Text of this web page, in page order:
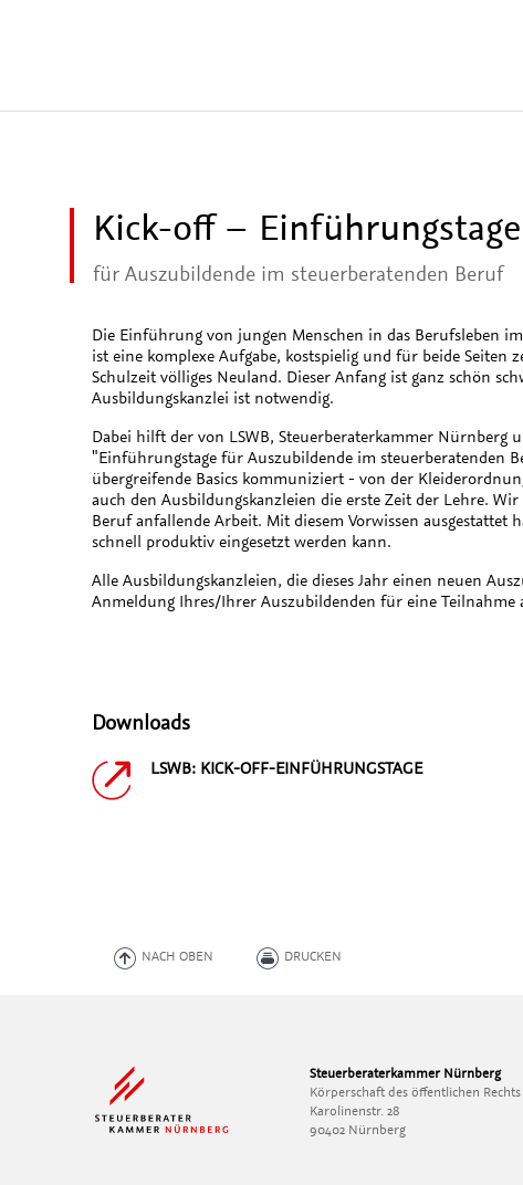
Kick-off –
für Auszubildende im steuerberatenden Beruf
Die Einführung von jungen Menschen in das Berufsleben
ist eine komplexe Aufgabe, kostspielig und für beide
Schulzeit völliges Neuland. Dieser Anfang ist ganz schön
Ausbildungskanzlei ist notwendig.
Dabei hilft der von LSWB, Steuerberaterkammer Nürnberg
"Einführungstage für Auszubildende im steuerberatenden
übergreifende Basics kommuniziert - von der
auch den Ausbildungskanzleien die erste Zeit der Lehre.
Beruf anfallende Arbeit. Mit diesem Vorwissen
schnell produktiv eingesetzt werden kann.
Alle Ausbildungskanzleien, die dieses Jahr einen neuen
Anmeldung Ihres/Ihrer Auszubildenden für eine Teilnahme
Downloads
LSWB: KICK-OFF-EINFÜHRUNGSTAGE
NACH OBEN DRUCKEN
Steuerberaterkammer Nürnberg
Körperschaft des öffentlichen Rechts
Karolinenstr. 28
90402 Nürnberg